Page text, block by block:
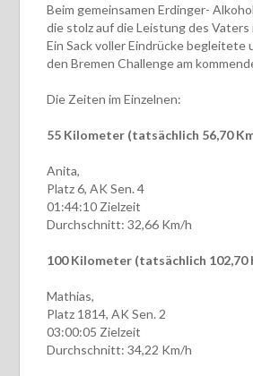
Beim gemeinsamen Erdinger-
die stolz auf die Leistung des Vaters
Ein Sack voller Eindrücke begleitete
den Bremen Challenge am
Die Zeiten im Einzelnen:
55 Kilometer (tatsächlich 56,70
Anita,
Platz 6, AK Sen. 4
01:44:10 Zielzeit
Durchschnitt: 32,66 Km/h
100 Kilometer (tatsächlich 102,70
Mathias,
Platz 1814, AK Sen. 2
03:00:05 Zielzeit
Durchschnitt: 34,22 Km/h